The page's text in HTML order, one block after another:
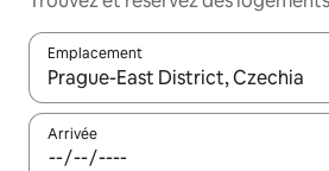
Emplacement
Quand les résultats sont affichés,
Arrivée